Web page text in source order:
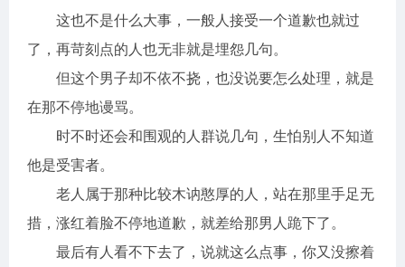
这也不是什么大事，一般人接受一个道歉也就过
了，再苛刻点的人也无非就是埋怨几句。
但这个男子却不依不挠，也没说要怎么处理，就是
在那不停地谩骂。
时不时还会和围观的人群说几句，生怕别人不知道
他是受害者。
老人属于那种比较木讷憨厚的人，站在那里手足无
措，涨红着脸不停地道歉，就差给那男人跪下了。
最后有人看不下去了，说就这么点事，你又没擦着